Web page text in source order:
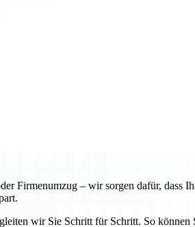
Firmenumzug – wir sorgen dafür, dass
wir Sie Schritt für Schritt. So können